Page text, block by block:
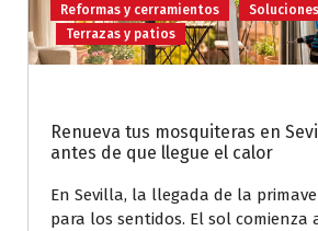
Reformas y cerramientos
Terrazas y patios
Renueva tus mosquiteras en
antes de que llegue el calor
En Sevilla, la llegada de la
para los sentidos. El sol comienza